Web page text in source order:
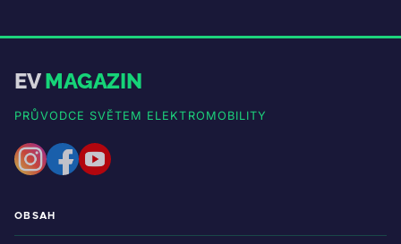
EVMAGAZIN
PRŮVODCE SVĚTEM ELEKTROMOBILITY
OBSAH